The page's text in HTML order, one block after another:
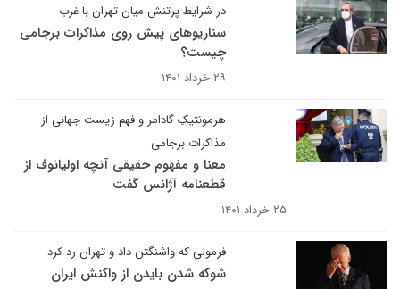
در شرایط پرتنش میان تهران با غرب
سناریوهای پیش روی مذاکرات برجامی
چیست؟
۲۹ خرداد ۱۴۰۱
هرمونتیکِ گادامر و فهم زیست جهانی از
مذاکرات برجامی
معنا و مفهوم حقیقی آنچه اولیانوف از
قطعنامه آژانس گفت
۲۵ خرداد ۱۴۰۱
فرمولی که واشنگتن داد و تهران رد کرد
شوکه شدن بایدن از واکنش ایران